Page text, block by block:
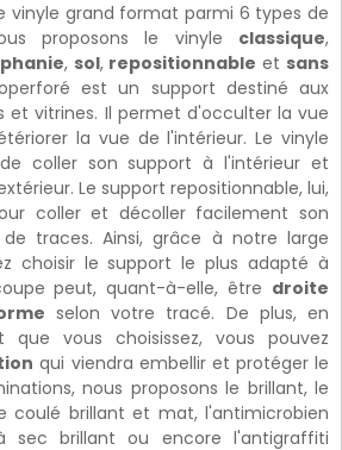
vinyle grand format parmi 6 types de
proposons le vinyle classique,
, sol, repositionnable et sans
est un support destiné aux
et vitrines. Il permet d'occulter la vue
la vue de l'intérieur. Le vinyle
coller son support à l'intérieur et
Le support repositionnable, lui,
coller et décoller facilement son
traces. Ainsi, grâce à notre large
choisir le support le plus adapté à
peut, quant-à-elle, être droite
selon votre tracé. De plus, en
vous choisissez, vous pouvez
qui viendra embellir et protéger le
nous proposons le brillant, le
coulé brillant et mat, l'antimicrobien
sec brillant ou encore l'antigraffiti